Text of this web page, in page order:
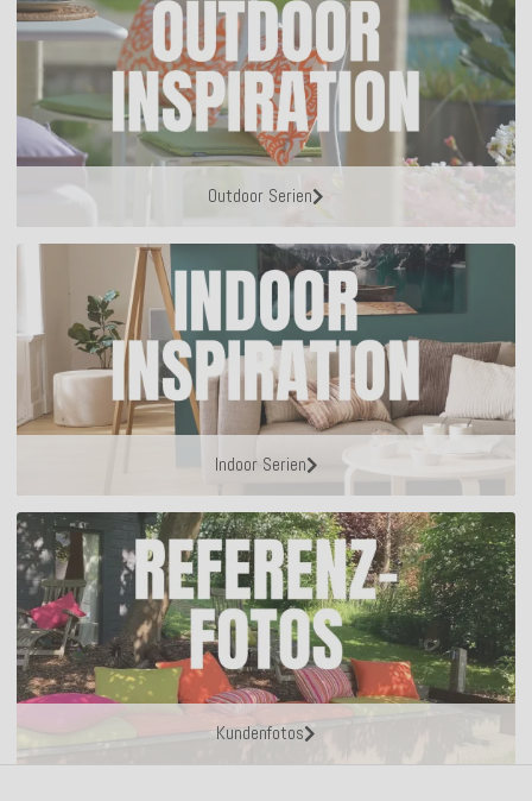
Outdoor Serien
Indoor Serien
Kundenfotos